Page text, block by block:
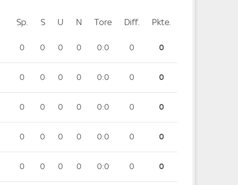
Sp. Spiele
SSiege
U Unentschieden
N Niederlagen
Tore ToreDiff. Differenz
Pkte.
0 0 0 0 0:0 0 0
0 0 0 0 0:0 0 0
0 0 0 0 0:0 0 0
0 0 0 0 0:0 0 0
0 0 0 0 0:0 0 0